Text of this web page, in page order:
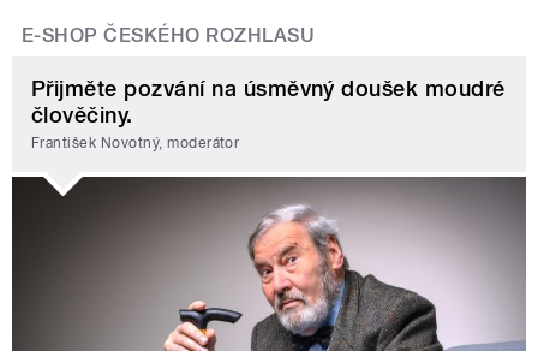
E-SHOP ČESKÉHO ROZHLASU
Přijměte pozvání na úsměvný doušek moudré
člověčiny.
František Novotný, moderátor